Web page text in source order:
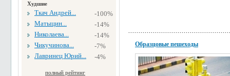
Худшие
Ткач Андрей...
-100%
Матыцин...
-14%
Николаева...
-14%
Чикучинова...
-7%
Лавринец Юрий...
-4%
полный рейтинг
Образцовые пешеходы